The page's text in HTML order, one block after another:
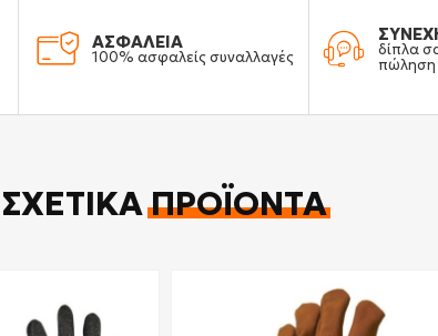
ΑΣΦΑΛΕΙΑ
100% ασφαλείς συναλλαγές
δίπλα
πώληση
ΣΧΕΤΙΚΆΠΡΟΪΌΝΤΑ